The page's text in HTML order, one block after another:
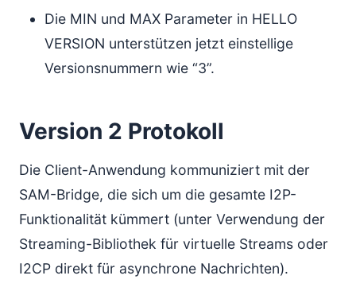
Die MIN und MAX Parameter in HELLO
VERSION unterstützen jetzt einstellige
Versionsnummern wie “3”.
Version 2 Protokoll
Die Client-Anwendung kommuniziert mit der
SAM-Bridge, die sich um die gesamte I2P-
Funktionalität kümmert (unter Verwendung der
Streaming-Bibliothek für virtuelle Streams oder
I2CP direkt für asynchrone Nachrichten).